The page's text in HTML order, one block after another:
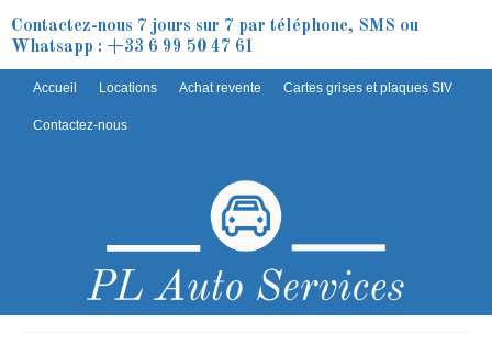
Accueil Locations Achat revente Cartes grises et plaques SIV
Contactez-nous
Contactez-nous 7 jours sur 7 par téléphone, SMS ou
Whatsapp : +33 6 99 50 47 61